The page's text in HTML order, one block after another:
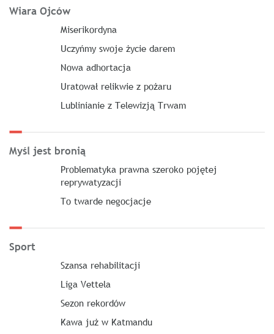
Wiara Ojców
Miserikordyna
Uczyńmy swoje życie darem
Nowa adhortacja
Uratował relikwie z pożaru
Lublinianie z Telewizją Trwam
Myśl jest bronią
Problematyka prawna szeroko pojętej
reprywatyzacji
To twarde negocjacje
Sport
Szansa rehabilitacji
Liga Vettela
Sezon rekordów
Kawa już w Katmandu